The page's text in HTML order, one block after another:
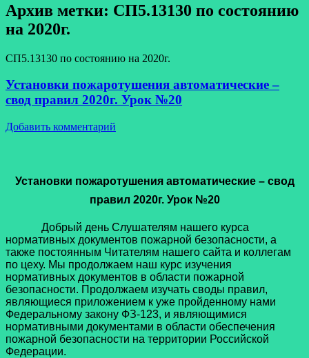
Архив метки: СП5.13130 по состоянию
на 2020г.
СП5.13130 по состоянию на 2020г.
Установки пожаротушения автоматические –
свод правил 2020г. Урок №20
Добавить комментарий
Установки пожаротушения автоматические – свод
правил 2020г. Урок №20
Добрый день Слушателям нашего курса
нормативных документов пожарной безопасности, а
также постоянным Читателям нашего сайта и коллегам
по цеху. Мы продолжаем наш курс изучения
нормативных документов в области пожарной
безопасности. Продолжаем изучать своды правил,
являющиеся приложением к уже пройденному нами
Федеральному закону ФЗ-123, и являющимися
нормативными документами в области обеспечения
пожарной безопасности на территории Российской
Федерации.